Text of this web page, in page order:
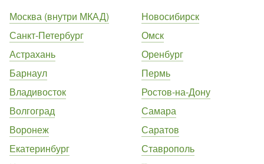
Москва (внутри МКАД)
Санкт-Петербург
Астрахань
Барнаул
Владивосток
Волгоград
Воронеж
Екатеринбург
Новосибирск
Омск
Оренбург
Пермь
Ростов-на-Дону
Самара
Саратов
Ставрополь